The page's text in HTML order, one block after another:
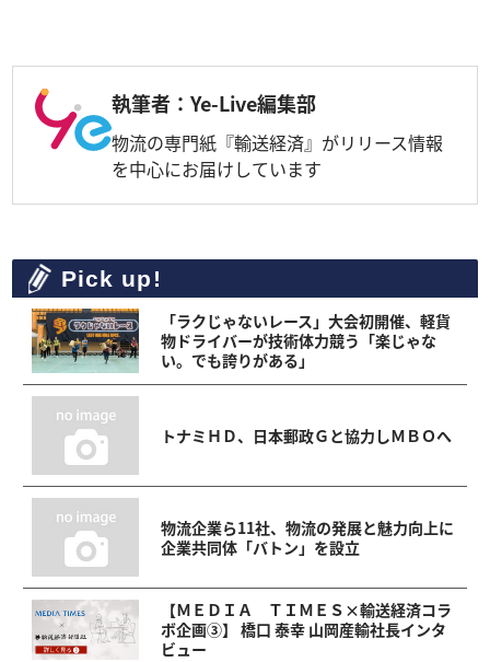
執筆者：Ye-Live編集部
物流の専門紙『輸送経済』がリリース情報
を中心にお届けしています
Pick up!
「ラクじゃないレース」大会初開催、軽貨
物ドライバーが技術体力競う「楽じゃな
い。でも誇りがある」
トナミＨＤ、日本郵政Ｇと協力しＭＢＯへ
物流企業ら11社、物流の発展と魅力向上に
企業共同体「バトン」を設立
【ＭＥＤＩＡ ＴＩＭＥＳ×輸送経済コラ
ボ企画③】 橋口 泰幸 山岡産輸社長インタ
ビュー